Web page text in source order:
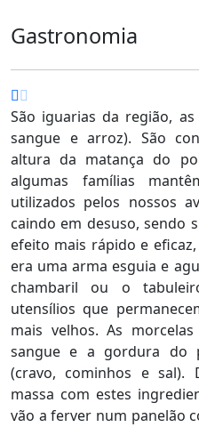
Gastronomia
São iguarias da região,
sangue e arroz). São
altura da matança do
algumas famílias
utilizados pelos nossos
caindo em desuso, sendo
efeito mais rápido e
era uma arma esguia e
chambaril ou o
utensílios que
mais velhos. As
sangue e a gordura do
(cravo, cominhos e sal).
massa com estes
vão a ferver num panelão